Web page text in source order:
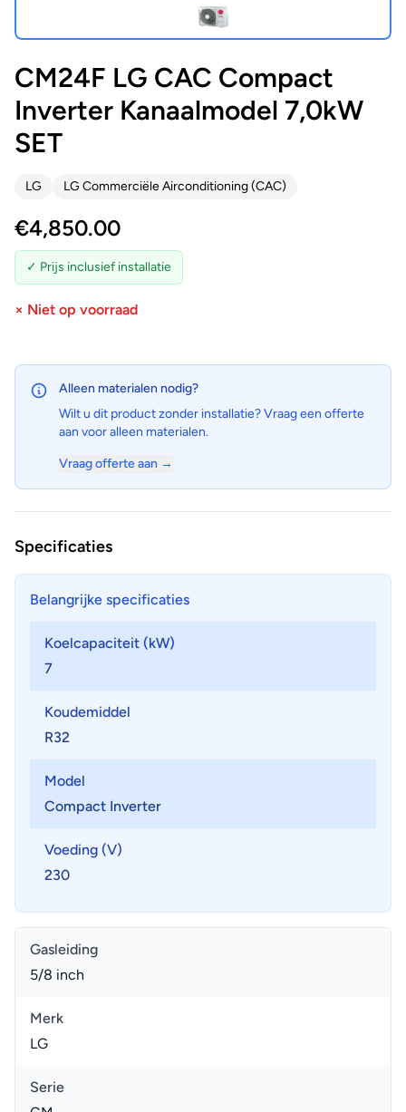
CM24F LG CAC Compact
Inverter Kanaalmodel 7,0kW
SET
LG LG Commerciële Airconditioning (CAC)
€4,850.00
✓ Prijs inclusief installatie
× Niet op voorraad
Alleen materialen nodig?
Wilt u dit product zonder installatie? Vraag een offerte
aan voor alleen materialen.
Vraag offerte aan →
Specificaties
Belangrijke specificaties
Koelcapaciteit (kW)
7
Koudemiddel
R32
Model
Compact Inverter
Voeding (V)
230
Gasleiding
5/8 inch
Merk
LG
Serie